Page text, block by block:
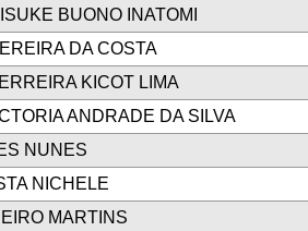
BUONO INATOMI
DA COSTA
KICOT LIMA
ANDRADE DA SILVA
NUNES
NICHELE
MARTINS